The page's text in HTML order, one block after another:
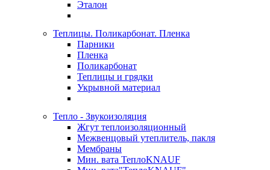
Эталон
Теплицы. Поликарбонат. Пленка
Парники
Пленка
Поликарбонат
Теплицы и грядки
Укрывной материал
Тепло - Звукоизоляция
Жгут теплоизоляционный
Межвенцовый утеплитель, пакля
Мембраны
Мин. вата ТеплоKNAUF